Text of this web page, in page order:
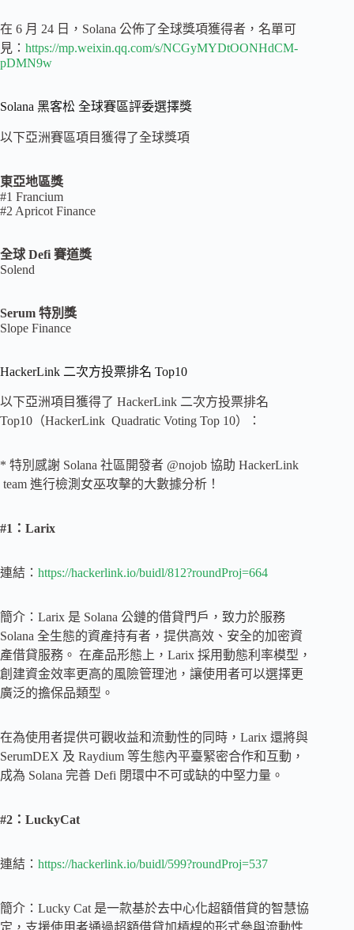
在 6 月 24 日，Solana 公佈了全球獎項獲得者，名單可
見： https://mp.weixin.qq.com/s/NCGyMYDtOONHdCM-
pDMN9w
Solana 黑客松 全球賽區評委選擇獎
以下亞洲賽區項目獲得了全球獎項
東亞地區獎
#1 Francium
#2 Apricot Finance
全球 Defi 賽道獎
Solend
Serum 特別獎
Slope Finance
HackerLink 二次方投票排名 Top10
以下亞洲項目獲得了 HackerLink 二次方投票排名
Top10（HackerLink Quadratic Voting Top 10）：
* 特別感謝 Solana 社區開發者 @nojob 協助 HackerLink
team 進行檢測女巫攻擊的大數據分析！
#1：Larix
連結： https://hackerlink.io/buidl/812?roundProj=664
簡介：Larix 是 Solana 公鏈的借貸門戶，致力於服務
Solana 全生態的資產持有者，提供高效、安全的加密資
產借貸服務。 在產品形態上，Larix 採用動態利率模型，
創建資金效率更高的風險管理池，讓使用者可以選擇更
廣泛的擔保品類型。
在為使用者提供可觀收益和流動性的同時，Larix 還將與
SerumDEX 及 Raydium 等生態內平臺緊密合作和互動，
成為 Solana 完善 Defi 閉環中不可或缺的中堅力量。
#2：LuckyCat
連結： https://hackerlink.io/buidl/599?roundProj=537
簡介：Lucky Cat 是一款基於去中心化超額借貸的智慧協